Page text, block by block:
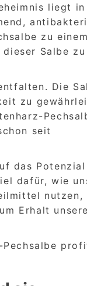
liegt in
zu einem
Salbe zu
Die
zu
seit
das
dafür, wie
nutzen,
Erhalt